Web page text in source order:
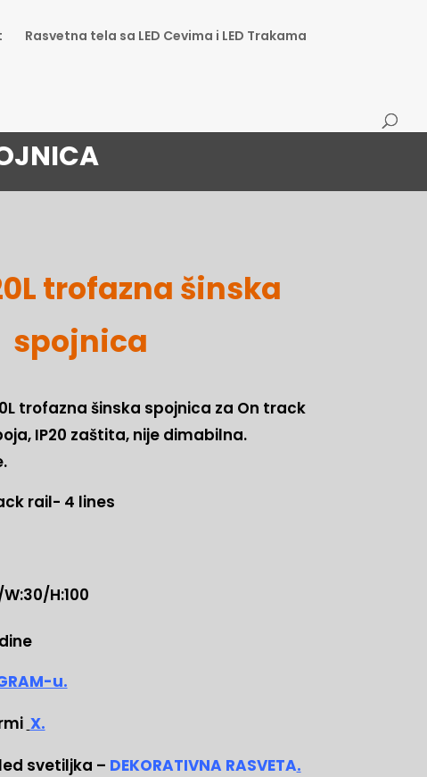
Rasvetna tela sa LED Cevima i LED Trakama
trofazna šinska
spojnica
trofazna šinska spojnica za On track
IP20 zaštita, nije dimabilna.
rail- 4 lines
H:100
u.
X.
svetiljka – DEKORATIVNA RASVETA.